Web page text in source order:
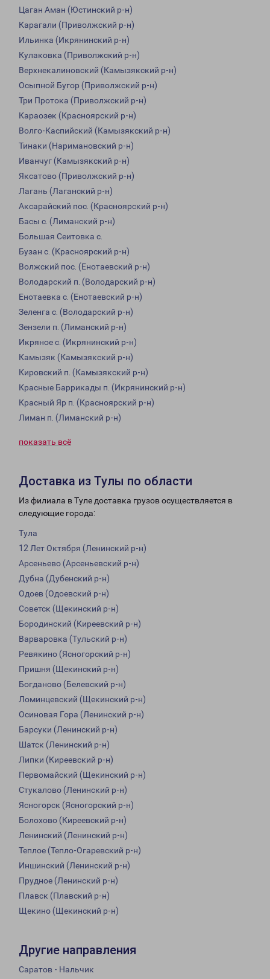
Цаган Аман (Юстинский р-н)
Карагали (Приволжский р-н)
Ильинка (Икрянинский р-н)
Кулаковка (Приволжский р-н)
Верхнекалиновский (Камызякский р-н)
Осыпной Бугор (Приволжский р-н)
Три Протока (Приволжский р-н)
Караозек (Красноярский р-н)
Волго-Каспийский (Камызякский р-н)
Тинаки (Наримановский р-н)
Иванчуг (Камызякский р-н)
Яксатово (Приволжский р-н)
Лагань (Лаганский р-н)
Аксарайский пос. (Красноярский р-н)
Басы с. (Лиманский р-н)
Большая Сеитовка с.
Бузан с. (Красноярский р-н)
Волжский пос. (Енотаевский р-н)
Володарский п. (Володарский р-н)
Енотаевка с. (Енотаевский р-н)
Зеленга с. (Володарский р-н)
Зензели п. (Лиманский р-н)
Икряное с. (Икрянинский р-н)
Камызяк (Камызякский р-н)
Кировский п. (Камызякский р-н)
Красные Баррикады п. (Икрянинский р-н)
Красный Яр п. (Красноярский р-н)
Лиман п. (Лиманский р-н)
показать всё
Доставка из Тулы по области
Из филиала в Туле доставка грузов осуществляется в
следующие города:
Тула
12 Лет Октября (Ленинский р-н)
Арсеньево (Арсеньевский р-н)
Дубна (Дубенский р-н)
Одоев (Одоевский р-н)
Советск (Щекинский р-н)
Бородинский (Киреевский р-н)
Варваровка (Тульский р-н)
Ревякино (Ясногорский р-н)
Пришня (Щекинский р-н)
Богданово (Белевский р-н)
Ломинцевский (Щекинский р-н)
Осиновая Гора (Ленинский р-н)
Барсуки (Ленинский р-н)
Шатск (Ленинский р-н)
Липки (Киреевский р-н)
Первомайский (Щекинский р-н)
Стукалово (Ленинский р-н)
Ясногорск (Ясногорский р-н)
Болохово (Киреевский р-н)
Ленинский (Ленинский р-н)
Теплое (Тепло-Огаревский р-н)
Иншинский (Ленинский р-н)
Прудное (Ленинский р-н)
Плавск (Плавский р-н)
Щекино (Щекинский р-н)
Другие направления
Саратов - Нальчик